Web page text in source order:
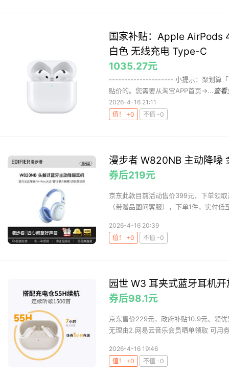
国家补贴：Apple AirPods
白色 无线充电 Type-C
1035.27元
--------------------- 小提示：聚划算「百
贴价的。您需要从淘宝APP首页->... 查看
2026-4-16 21:11
值！ +0
不值 -0
漫步者 W820NB 主动降噪
券后219元
京东此款目前活动售价399元，下单领
（带赠品图问客服），下单1件，实付
2026-4-16 20:39
值！ +0
不值 -0
园世 W3 耳夹式蓝牙耳机
券后98.1元
京东售价229元，政府补贴10.9元、领
无理由2.网易云音乐会员晒单领取 可用
2026-4-16 19:46
值！ +0
不值 -0